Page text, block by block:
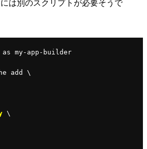
は別のスクリプトが必要そうで
as my-app-builder
add \
\